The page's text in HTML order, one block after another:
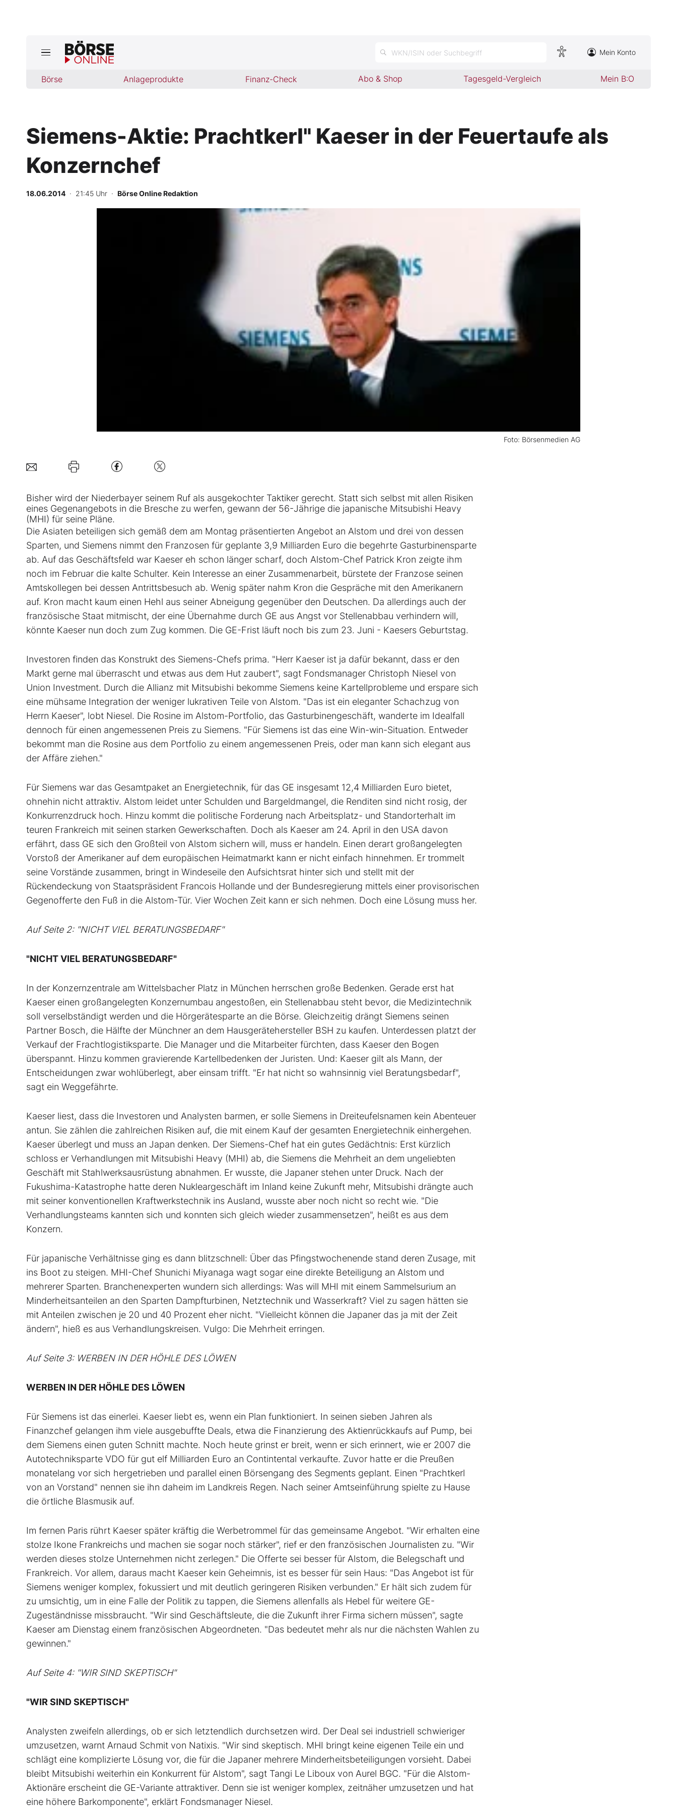
WKN/ISIN oder Suchbegriff Mein Konto
Börse Anlageprodukte Finanz-Check Abo & Shop Tagesgeld-Vergleich Mein B:O
Jetzt aktuelle Ausgabe BÖRSE ONLINE lesen
Anlageprodukte
Finanz-Check
Siemens-Aktie: Prachtkerl" Kaeser in der Feuertaufe als
Konzernchef
18.06.2014 · 21:45 Uhr · Börse Online Redaktion
Foto: Börsenmedien AG
Bisher wird der Niederbayer seinem Ruf als ausgekochter Taktiker gerecht. Statt sich selbst mit allen Risiken
eines Gegenangebots in die Bresche zu werfen, gewann der 56-Jährige die japanische Mitsubishi Heavy
(MHI) für seine Pläne.
Die Asiaten beteiligen sich gemäß dem am Montag präsentierten Angebot an Alstom und drei von dessen
Sparten, und Siemens nimmt den Franzosen für geplante 3,9 Milliarden Euro die begehrte Gasturbinensparte
ab. Auf das Geschäftsfeld war Kaeser eh schon länger scharf, doch Alstom-Chef Patrick Kron zeigte ihm
noch im Februar die kalte Schulter. Kein Interesse an einer Zusammenarbeit, bürstete der Franzose seinen
Amtskollegen bei dessen Antrittsbesuch ab. Wenig später nahm Kron die Gespräche mit den Amerikanern
auf. Kron macht kaum einen Hehl aus seiner Abneigung gegenüber den Deutschen. Da allerdings auch der
französische Staat mitmischt, der eine Übernahme durch GE aus Angst vor Stellenabbau verhindern will,
könnte Kaeser nun doch zum Zug kommen. Die GE-Frist läuft noch bis zum 23. Juni - Kaesers Geburtstag.
Investoren finden das Konstrukt des Siemens-Chefs prima. "Herr Kaeser ist ja dafür bekannt, dass er den
Markt gerne mal überrascht und etwas aus dem Hut zaubert", sagt Fondsmanager Christoph Niesel von
Union Investment. Durch die Allianz mit Mitsubishi bekomme Siemens keine Kartellprobleme und erspare sich
eine mühsame Integration der weniger lukrativen Teile von Alstom. "Das ist ein eleganter Schachzug von
Herrn Kaeser", lobt Niesel. Die Rosine im Alstom-Portfolio, das Gasturbinengeschäft, wanderte im Idealfall
dennoch für einen angemessenen Preis zu Siemens. "Für Siemens ist das eine Win-win-Situation. Entweder
bekommt man die Rosine aus dem Portfolio zu einem angemessenen Preis, oder man kann sich elegant aus
der Affäre ziehen."
Für Siemens war das Gesamtpaket an Energietechnik, für das GE insgesamt 12,4 Milliarden Euro bietet,
ohnehin nicht attraktiv. Alstom leidet unter Schulden und Bargeldmangel, die Renditen sind nicht rosig, der
Konkurrenzdruck hoch. Hinzu kommt die politische Forderung nach Arbeitsplatz- und Standorterhalt im
teuren Frankreich mit seinen starken Gewerkschaften. Doch als Kaeser am 24. April in den USA davon
erfährt, dass GE sich den Großteil von Alstom sichern will, muss er handeln. Einen derart großangelegten
Vorstoß der Amerikaner auf dem europäischen Heimatmarkt kann er nicht einfach hinnehmen. Er trommelt
seine Vorstände zusammen, bringt in Windeseile den Aufsichtsrat hinter sich und stellt mit der
Rückendeckung von Staatspräsident Francois Hollande und der Bundesregierung mittels einer provisorischen
Gegenofferte den Fuß in die Alstom-Tür. Vier Wochen Zeit kann er sich nehmen. Doch eine Lösung muss her.
Auf Seite 2: "NICHT VIEL BERATUNGSBEDARF"
"NICHT VIEL BERATUNGSBEDARF"
In der Konzernzentrale am Wittelsbacher Platz in München herrschen große Bedenken. Gerade erst hat
Kaeser einen großangelegten Konzernumbau angestoßen, ein Stellenabbau steht bevor, die Medizintechnik
soll verselbständigt werden und die Hörgerätesparte an die Börse. Gleichzeitig drängt Siemens seinen
Partner Bosch, die Hälfte der Münchner an dem Hausgerätehersteller BSH zu kaufen. Unterdessen platzt der
Verkauf der Frachtlogistiksparte. Die Manager und die Mitarbeiter fürchten, dass Kaeser den Bogen
überspannt. Hinzu kommen gravierende Kartellbedenken der Juristen. Und: Kaeser gilt als Mann, der
Entscheidungen zwar wohlüberlegt, aber einsam trifft. "Er hat nicht so wahnsinnig viel Beratungsbedarf",
sagt ein Weggefährte.
Kaeser liest, dass die Investoren und Analysten barmen, er solle Siemens in Dreiteufelsnamen kein Abenteuer
antun. Sie zählen die zahlreichen Risiken auf, die mit einem Kauf der gesamten Energietechnik einhergehen.
Kaeser überlegt und muss an Japan denken. Der Siemens-Chef hat ein gutes Gedächtnis: Erst kürzlich
schloss er Verhandlungen mit Mitsubishi Heavy (MHI) ab, die Siemens die Mehrheit an dem ungeliebten
Geschäft mit Stahlwerksausrüstung abnahmen. Er wusste, die Japaner stehen unter Druck. Nach der
Fukushima-Katastrophe hatte deren Nukleargeschäft im Inland keine Zukunft mehr, Mitsubishi drängte auch
mit seiner konventionellen Kraftwerkstechnik ins Ausland, wusste aber noch nicht so recht wie. "Die
Verhandlungsteams kannten sich und konnten sich gleich wieder zusammensetzen", heißt es aus dem
Konzern.
Für japanische Verhältnisse ging es dann blitzschnell: Über das Pfingstwochenende stand deren Zusage, mit
ins Boot zu steigen. MHI-Chef Shunichi Miyanaga wagt sogar eine direkte Beteiligung an Alstom und
mehrerer Sparten. Branchenexperten wundern sich allerdings: Was will MHI mit einem Sammelsurium an
Minderheitsanteilen an den Sparten Dampfturbinen, Netztechnik und Wasserkraft? Viel zu sagen hätten sie
mit Anteilen zwischen je 20 und 40 Prozent eher nicht. "Vielleicht können die Japaner das ja mit der Zeit
ändern", hieß es aus Verhandlungskreisen. Vulgo: Die Mehrheit erringen.
Auf Seite 3: WERBEN IN DER HÖHLE DES LÖWEN
WERBEN IN DER HÖHLE DES LÖWEN
Für Siemens ist das einerlei. Kaeser liebt es, wenn ein Plan funktioniert. In seinen sieben Jahren als
Finanzchef gelangen ihm viele ausgebuffte Deals, etwa die Finanzierung des Aktienrückkaufs auf Pump, bei
dem Siemens einen guten Schnitt machte. Noch heute grinst er breit, wenn er sich erinnert, wie er 2007 die
Autotechniksparte VDO für gut elf Milliarden Euro an Contintental verkaufte. Zuvor hatte er die Preußen
monatelang vor sich hergetrieben und parallel einen Börsengang des Segments geplant. Einen "Prachtkerl
von an Vorstand" nennen sie ihn daheim im Landkreis Regen. Nach seiner Amtseinführung spielte zu Hause
die örtliche Blasmusik auf.
Im fernen Paris rührt Kaeser später kräftig die Werbetrommel für das gemeinsame Angebot. "Wir erhalten eine
stolze Ikone Frankreichs und machen sie sogar noch stärker", rief er den französischen Journalisten zu. "Wir
werden dieses stolze Unternehmen nicht zerlegen." Die Offerte sei besser für Alstom, die Belegschaft und
Frankreich. Vor allem, daraus macht Kaeser kein Geheimnis, ist es besser für sein Haus: "Das Angebot ist für
Siemens weniger komplex, fokussiert und mit deutlich geringeren Risiken verbunden." Er hält sich zudem für
zu umsichtig, um in eine Falle der Politik zu tappen, die Siemens allenfalls als Hebel für weitere GE-
Zugeständnisse missbraucht. "Wir sind Geschäftsleute, die die Zukunft ihrer Firma sichern müssen", sagte
Kaeser am Dienstag einem französischen Abgeordneten. "Das bedeutet mehr als nur die nächsten Wahlen zu
gewinnen."
Auf Seite 4: "WIR SIND SKEPTISCH"
"WIR SIND SKEPTISCH"
Analysten zweifeln allerdings, ob er sich letztendlich durchsetzen wird. Der Deal sei industriell schwieriger
umzusetzen, warnt Arnaud Schmit von Natixis. "Wir sind skeptisch. MHI bringt keine eigenen Teile ein und
schlägt eine komplizierte Lösung vor, die für die Japaner mehrere Minderheitsbeteiligungen vorsieht. Dabei
bleibt Mitsubishi weiterhin ein Konkurrent für Alstom", sagt Tangi Le Liboux von Aurel BGC. "Für die Alstom-
Aktionäre erscheint die GE-Variante attraktiver. Denn sie ist weniger komplex, zeitnäher umzusetzen und hat
eine höhere Barkomponente", erklärt Fondsmanager Niesel.